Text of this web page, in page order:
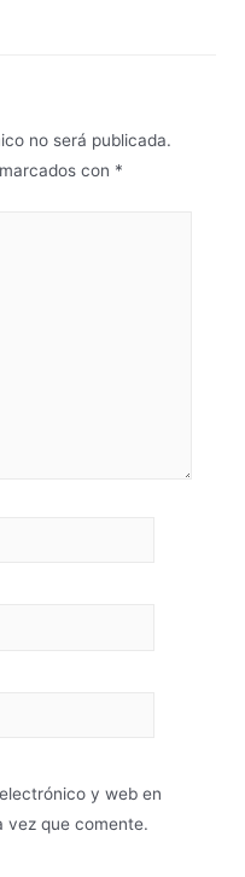
no será publicada.
con *
y web en
vez que comente.